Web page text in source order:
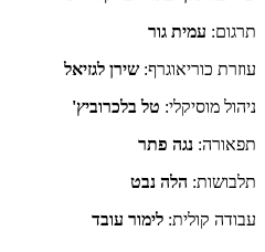
תרגום: עמית גור
עוזרת כוריאוגרף: שירן לגזיאל
ניהול מוסיקלי: טל בלכרוביץ'
תפאורה: נגה פתר
תלבושות: הלה נבט
עבודה קולית: לימור עובד